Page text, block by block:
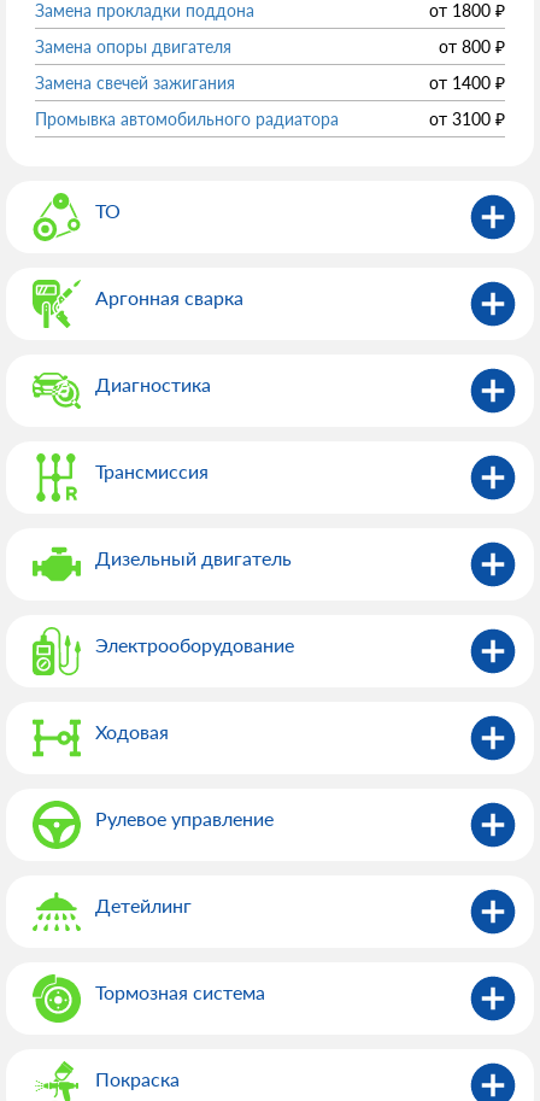
Замена прокладки поддона от 1800 ₽
Замена опоры двигателя
от 800 ₽
Замена свечей зажигания
от 1400 ₽
Промывка автомобильного радиатора
от 3100 ₽
ТО
Аргонная сварка
Диагностика
Трансмиссия
Дизельный двигатель
Электрооборудованиe
Ходовая
Рулевое управление
Детейлинг
Тормозная система
Покраска